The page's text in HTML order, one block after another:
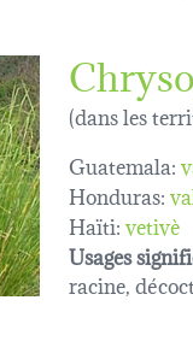
(dans les
Guatemala:
Honduras:
Haïti:vetivè
Usages
racine,